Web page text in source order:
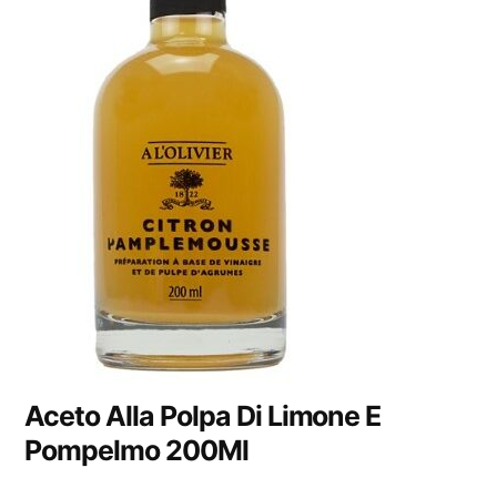
Aceto Alla Polpa Di Limone E
Pompelmo 200Ml